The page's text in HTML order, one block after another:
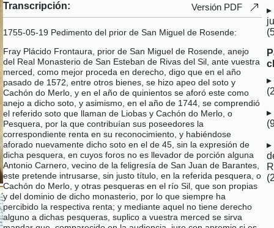
Transcripción: Versión PDF
1755-05-19 Pedimento del prior de San Miguel de Rosende:
Fray Plácido Frontaura, prior de San Miguel de Rosende, anejo
del Real Monasterio de San Esteban de Rivas del Sil, ante vuestra
merced, como mejor proceda en derecho, digo que en el año
pasado de 1572, entre otros bienes, se hizo apeo del soto y
Cachón do Merlo, y en el año de quinientos se aforó este como
anejo a dicho soto, y asimismo, en el año de 1744, se comprendió
el referido soto que llaman de Liobas y Cachón do Merlo, o
Pesquera, por la que contribuían sus poseedores la
correspondiente renta en su reconocimiento, y habiéndose
aforado nuevamente dicho soto en el de 45, sin la expresión de
dicha pesquera, en cuyos foros no es llevador de porción alguna
Antonio Carnero, vecino de la feligresía de San Juan de Barantes,
este pretende intrusarse, sin justo título, en la referida pesquera, o
Cachón do Merlo, y otras pesqueras en el río Sil, que son propias
y del dominio de dicho monasterio, por lo que siempre ha
percibido la respectiva renta; y mediante aquel no tiene derecho
alguno a dichas pesqueras, suplico a vuestra merced se sirva